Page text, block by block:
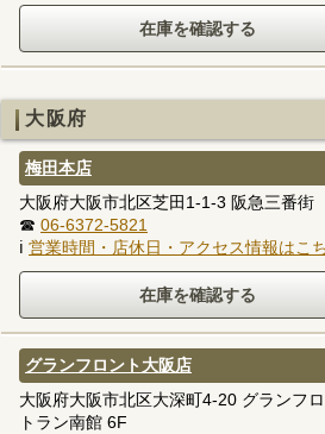
大阪府
梅田本店
大阪府大阪市北区芝田1-1-3 阪急三番街
☎ 06-6372-5821
ℹ 営業時間・店休日・アクセス情報はこ
グランフロント大阪店
大阪府大阪市北区大深町4-20 グランフ
トラン南館 6F